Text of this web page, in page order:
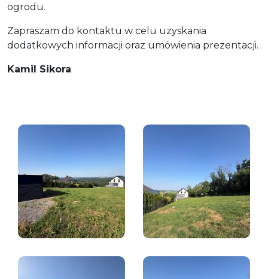
ogrodu.
Zapraszam do kontaktu w celu uzyskania
dodatkowych informacji oraz umówienia prezentacji.
Kamil Sikora